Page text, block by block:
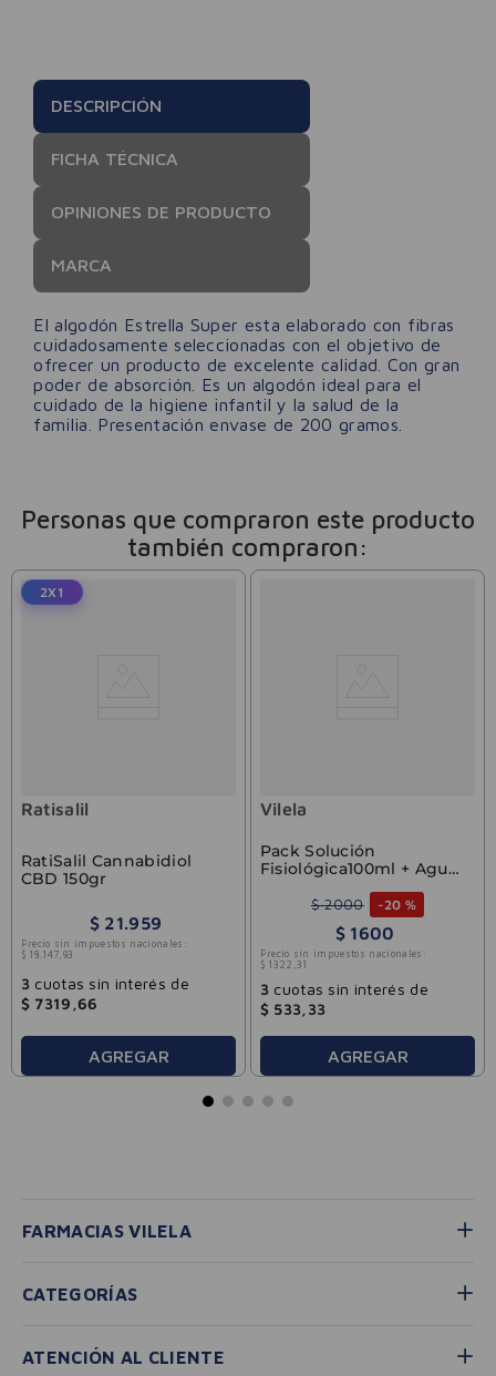
DESCRIPCIÓN
FICHA TÉCNICA
OPINIONES DE PRODUCTO
MARCA
El algodón Estrella Super esta elaborado con fibras
cuidadosamente seleccionadas con el objetivo de
ofrecer un producto de excelente calidad. Con gran
poder de absorción. Es un algodón ideal para el
cuidado de la higiene infantil y la salud de la
familia. Presentación envase de 200 gramos.
Personas que compraron este producto
también compraron:
2X1
Ratisalil
RatiSalil Cannabidiol
CBD 150gr
$ 21.959
Precio sin impuestos nacionales:
$ 18 147 93
3cuotas sin interés de
$ 7319 66
AGREGAR
Vilela
Pack Solución
Fisiológica100ml + Agua
$ 2000 -20 %
$ 1600
Precio sin impuestos nacionales:
$ 1322 31
3cuotas sin interés de
$ 533 33
AGREGAR
FARMACIAS VILELA
CATEGORÍAS
ATENCIÓN AL CLIENTE